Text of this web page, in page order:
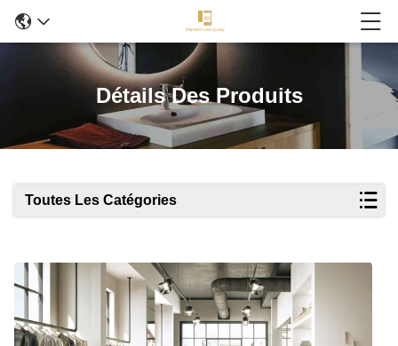
Détails Des Produits
Toutes Les Catégories